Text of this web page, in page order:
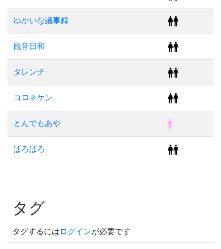
ゆかいな議事録
観音日和
タレンチ
コロネケン
とんでもあや
ぱろぱろ
タグ
タグするには ログインが必要です